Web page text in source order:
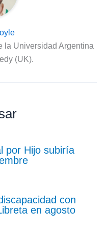
la Universidad Argentina
(UK).
por Hijo subiría
con
en agosto